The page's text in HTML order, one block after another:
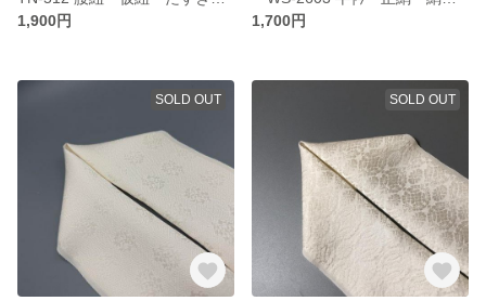
1,900円
1,700円
SOLD OUT SOLD OUT